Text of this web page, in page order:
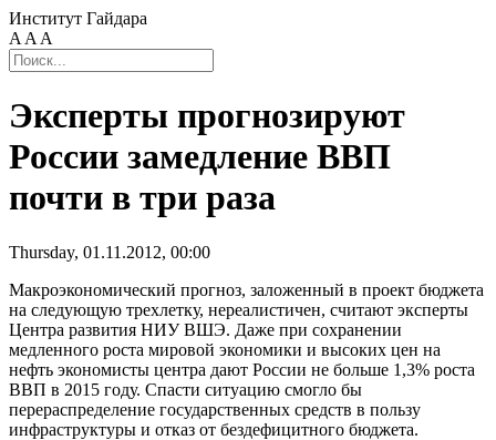
Институт Гайдара
A A A
Эксперты прогнозируют
России замедление ВВП
почти в три раза
Thursday, 01.11.2012, 00:00
Макроэкономический прогноз, заложенный в проект бюджета
на следующую трехлетку, нереалистичен, считают эксперты
Центра развития НИУ ВШЭ. Даже при сохранении
медленного роста мировой экономики и высоких цен на
нефть экономисты центра дают России не больше 1,3% роста
ВВП в 2015 году. Спасти ситуацию смогло бы
перераспределение государственных средств в пользу
инфраструктуры и отказ от бездефицитного бюджета.